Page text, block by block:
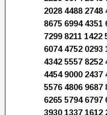
2028 4488 2748
8675 6994 4351
7299 8211 1422
6074 4752 0293
4342 5557 8252
4454 9000 2437
5576 4806 9687
6265 5794 6797
3930 1337 1612